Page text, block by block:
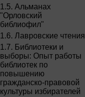
1.5. Альманах
"Орловский
библиофил"
1.6. Лавровские чтения
1.7. Библиотеки и
выборы: Опыт работы
библиотек по
повышению
гражданско-правовой
культуры избирателей